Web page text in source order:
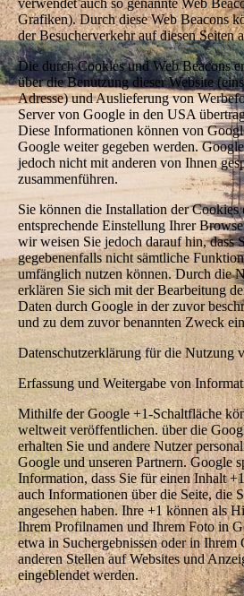
verwendet auch so genannte Web
Grafiken). Durch diese Web Beacons
der Besucherverkehr auf diesen Seiten
Die durch Cookies und Web Beacons
über die Benutzung dieser Website
Adresse) und Auslieferung von
Server von Google in den USA
Diese Informationen können von
Google weiter gegeben werden.
jedoch nicht mit anderen von Ihnen
zusammenführen.
Sie können die Installation der Cookies
entsprechende Einstellung Ihrer
wir weisen Sie jedoch darauf hin, dass
gegebenenfalls nicht sämtliche
umfänglich nutzen können. Durch die
erklären Sie sich mit der Bearbeitung
Daten durch Google in der zuvor
und zu dem zuvor benannten Zweck
Datenschutzerklärung für die Nutzung
Erfassung und Weitergabe von
Mithilfe der Google +1-Schaltfläche
weltweit veröffentlichen. über die
erhalten Sie und andere Nutzer
Google und unseren Partnern. Google
Information, dass Sie für einen Inhalt
auch Informationen über die Seite, die
angesehen haben. Ihre +1 können als
Ihrem Profilnamen und Ihrem Foto in
etwa in Suchergebnissen oder in
anderen Stellen auf Websites und
eingeblendet werden.